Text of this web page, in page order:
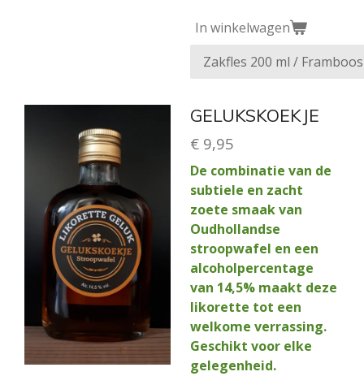
In winkelwagen
GELUKSKOEKJE
€ 9,95
De combinatie van de
subtiele en zacht
zoete smaak van
Oudhollandse
stroopwafel en een
alcoholpercentage
van 14,5% maakt deze
likorette tot een
welkome verrassing.
Geschikt voor elke
gelegenheid.